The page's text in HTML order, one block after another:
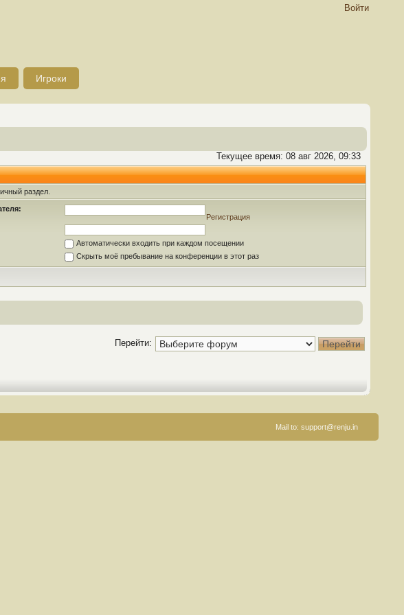
Войти
Игроки
Текущее время: 08 авг 2026, 09:33
раздел.
Регистрация
Автоматически входить при каждом посещении
Скрыть моё пребывание на конференции в этот раз
Перейти:
Mail to: support@renju.in